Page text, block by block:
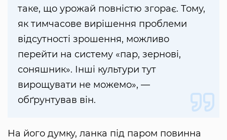
таке, що урожай повністю згорає. Тому,
як тимчасове вирішення проблеми
відсутності зрошення, можливо
перейти на систему «пар, зернові,
соняшник». Інші культури тут
вирощувати не можемо», —
обґрунтував він.
На його думку, ланка під паром повинна